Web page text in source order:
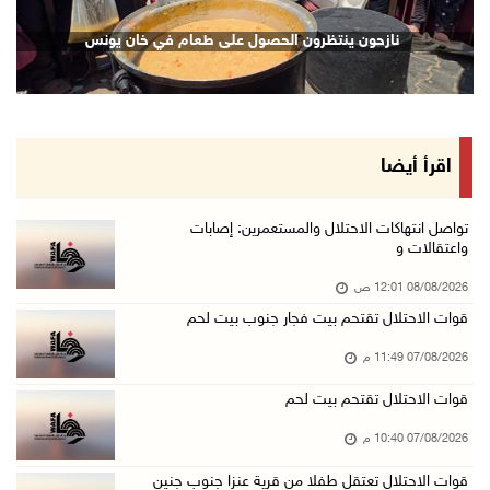
قوات الاحتلال تغلق مداخل يعبد جنوب غرب جنين
07/آب/2026 10:15 م
الاحتلال يعيق تنقل المواطنين ويقتحم بلدات شرق ...
إصابة مواطنين في اعتداء للمستعمرين في بيت دجن
نادي الأسير: تجديد أمرَ منع زيارات الأسرى إجر ...
مستعمرون يهاجمون قرية أبو نجيم ويصيبون مواطني ...
07/آب/2026 08:08 م
مستعمرون يهاجمون مساكن المواطنين في خربة الحم ...
07/آب/2026 07:09 م
بعد تجديد منع زيارات المعتقلين: أبو الحمص يدع ...
نازحون ينتظرون الحصول على طعام في خان يونس
اقرأ أيضا
تواصل انتهاكات الاحتلال والمستعمرين: إصابات
واعتقالات و
08/08/2026 12:01 ص
قوات الاحتلال تقتحم بيت فجار جنوب بيت لحم
07/08/2026 11:49 م
قوات الاحتلال تقتحم بيت لحم
07/08/2026 10:40 م
قوات الاحتلال تعتقل طفلا من قرية عنزا جنوب جنين